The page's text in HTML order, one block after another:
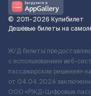
© 2011–2026 Купибилет
Дешёвые билеты на
Ж/Д билеты
с использованием веб-
пассажирские решения»
от 04.04.2024
ООО «РЖД-Цифровые